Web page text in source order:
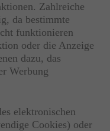
Zahlreiche
da bestimmte
funktionieren
oder die Anzeige
dazu, das
Werbung
elektronischen
Cookies) oder